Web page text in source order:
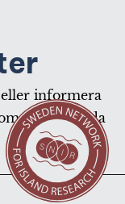
informera
ni vill sprida